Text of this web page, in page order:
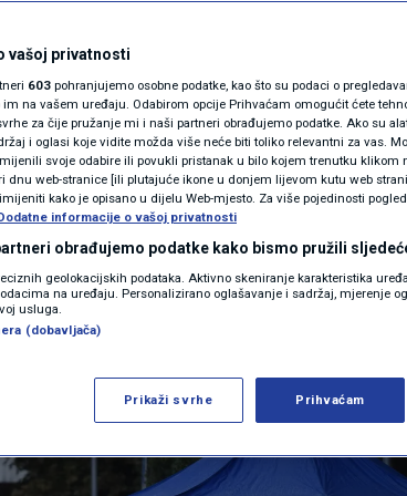
MAGAZIN
KOLUMNE
N1(DIS)INFO
KLIMATSKE PROMJENE
FOTO
VIDEO
femicid. Kako već
kraj pogubnosti
VIJESTI 1 komentar
Više
vašoj privatnosti
603 pohranjujemo osobne podatke, kao što su podaci o
na vašem uređaju. Odabirom opcije Prihvaćam omogućit ćete
za čije pružanje mi i naši partneri obrađujemo podatke. Ako su
i oglasi koje vidite možda više neće biti toliko relevantni za vas.
svoje odabire ili povukli pristanak u bilo kojem trenutku klikom
dnu web-stranice [ili plutajuće ikone u donjem lijevom kutu web
kako je opisano u dijelu Web-mjesto. Za više pojedinosti
informacije o vašoj privatnosti
obrađujemo podatke kako bismo pružili
geolokacijskih podataka. Aktivno skeniranje karakteristika
na uređaju. Personalizirano oglašavanje i sadržaj, mjerenje
usluga.
(dobavljača)
Prikaži svrhe Prihvaćam